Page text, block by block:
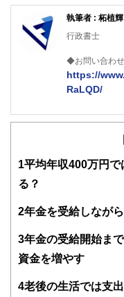
執筆者 : 柘植
行政書士
◆お問い合わ
https://
RaLQD/
２級ファイナ
活かして活動
する傍ら、フ
1 平均年収400万円
る？
2年金を受給しなが
3年金の受給開始ま
資金を増やす
4老後の生活では支